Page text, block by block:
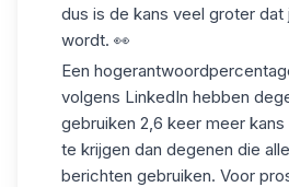
dus is de kans veel groter
wordt. 👀
Een hoger
volgens LinkedIn hebben
gebruiken 2,6 keer meer
te krijgen dan degenen die
berichten gebruiken. Voor